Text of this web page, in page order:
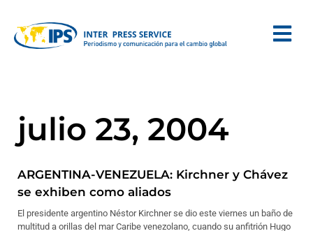
julio 23, 2004
ARGENTINA-VENEZUELA: Kirchner y Chávez
se exhiben como aliados
El presidente argentino Néstor Kirchner se dio este viernes un baño de
multitud a orillas del mar Caribe venezolano, cuando su anfitrión Hugo